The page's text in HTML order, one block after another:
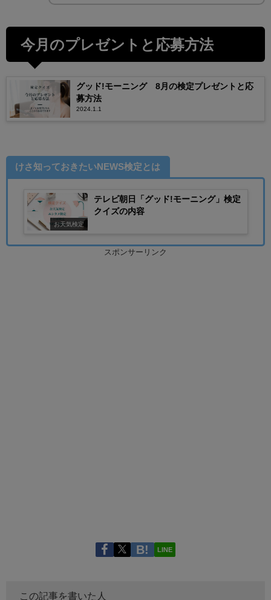
今月のプレゼントと応募方法
グッド!モーニング 8月の検定プレゼントと応
募方法
2024.1.1
けさ知っておきたいNEWS検定とは
お天気検定
テレビ朝日「グッド!モーニング」検定
クイズの内容
スポンサーリンク
LINE
この記事を書いた人